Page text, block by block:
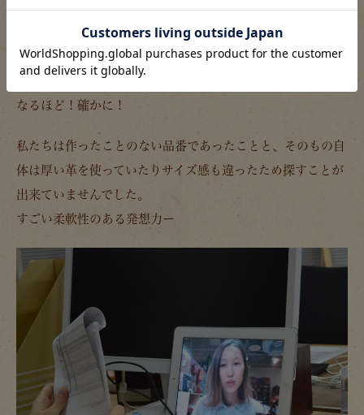
※↑あってる？？
なるほど！確かに！
私たちは作ったことのない品番であったことと、そのもの自
体は厚い革を使っていたりサイズ感も違ったため探すことが
出来ていませんでした。
すごい柔軟性のある発想力ー